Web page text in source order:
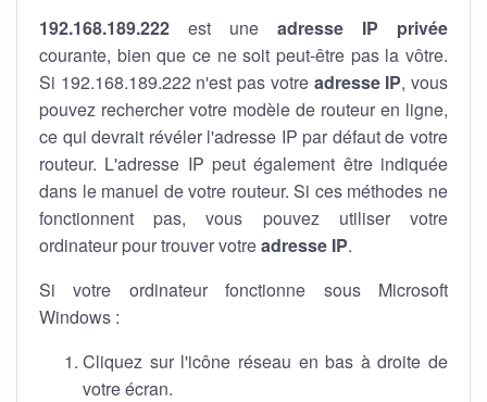
192.168.189.222 est une adresse IP privée
courante, bien que ce ne soit peut-être pas la vôtre.
Si 192.168.189.222 n'est pas votre adresse IP, vous
pouvez rechercher votre modèle de routeur en ligne,
ce qui devrait révéler l'adresse IP par défaut de votre
routeur. L'adresse IP peut également être indiquée
dans le manuel de votre routeur. Si ces méthodes ne
fonctionnent pas, vous pouvez utiliser votre
ordinateur pour trouver votreadresse IP.
Si votre ordinateur fonctionne sous Microsoft
Windows :
Cliquez sur l'icône réseau en bas à droite de
votre écran.